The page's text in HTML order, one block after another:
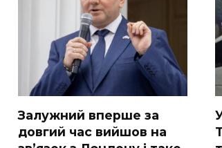
Зaлужний вперше за
довгий час вийшов на